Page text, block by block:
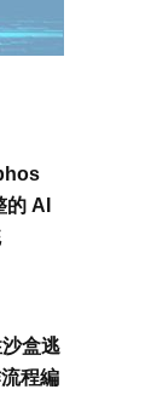
AI
盒逃
程編